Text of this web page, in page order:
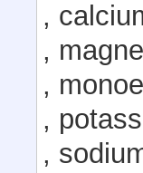
,
,
,
,
,